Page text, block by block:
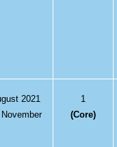
2021
1
(Core)